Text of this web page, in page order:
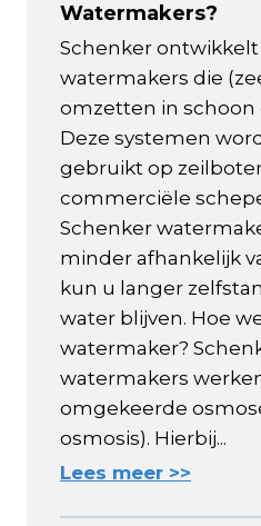
Watermakers?
Schenker
watermakers die
omzetten in schoon
Deze systemen
gebruikt op
commerciële
Schenker
minder afhankelijk
kun u langer
water blijven. Hoe
watermaker?
watermakers
omgekeerde
osmosis). Hierbij...
Lees meer >>